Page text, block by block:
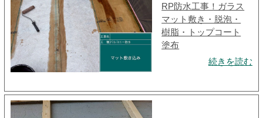
RP防水工事！ガラス
マット敷き・脱泡・
樹脂・トップコート
塗布
続きを読む